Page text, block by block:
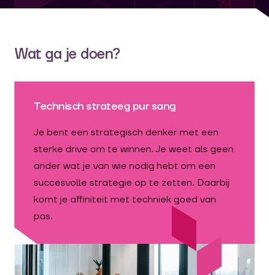
Wat ga je doen?
Technisch strateeg pur sang
Je bent een strategisch denker met een
sterke drive om te winnen. Je weet als geen
ander wat je van wie nodig hebt om een
succesvolle strategie op te zetten. Daarbij
komt je affiniteit met techniek goed van
pas.